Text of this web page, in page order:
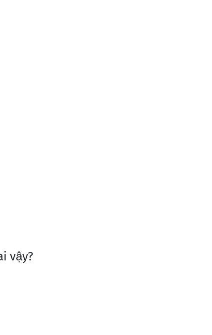
vậy?